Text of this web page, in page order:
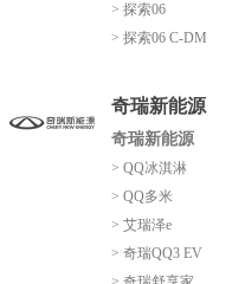
> 探索06
> 探索06 C-DM
奇瑞新能源
奇瑞新能源
> QQ冰淇淋
> QQ多米
> 艾瑞泽e
> 奇瑞QQ3 EV